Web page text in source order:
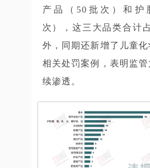
产品（50批次）和护
次），这三大品类合计
外，同期还新增了儿童
相关处罚案例，表明监
续渗透。